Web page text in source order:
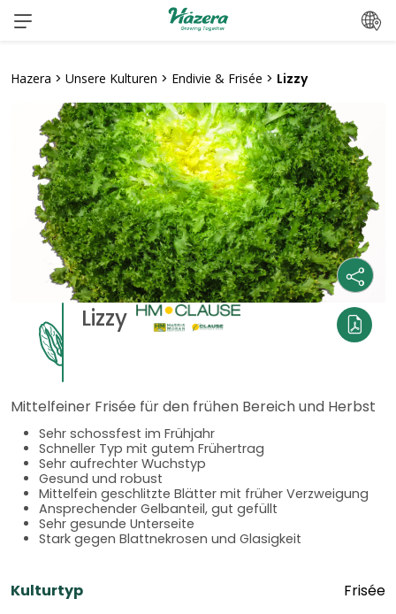
Zum
Inhalt
Hazera > Unsere Kulturen > Endivie & Frisée > Lizzy
Lizzy
Mittelfeiner Frisée für den frühen Bereich und Herbst
Sehr schossfest im Frühjahr
Schneller Typ mit gutem Frühertrag
Sehr aufrechter Wuchstyp
Gesund und robust
Mittelfein geschlitzte Blätter mit früher Verzweigung
Ansprechender Gelbanteil, gut gefüllt
Sehr gesunde Unterseite
Stark gegen Blattnekrosen und Glasigkeit
Kulturtyp Frisée